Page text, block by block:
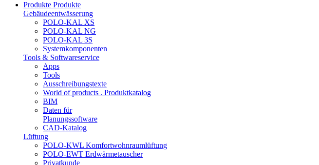
Produkte Produkte
Gebäudeentwässerung
POLO-KAL XS
POLO-KAL NG
POLO-KAL 3S
Systemkomponenten
Tools & Softwareservice
Apps
Tools
Ausschreibungstexte
World of products . Produktkatalog
BIM
Daten für
Planungssoftware
CAD-Katalog
Lüftung
POLO-KWL Komfortwohnraumlüftung
POLO-EWT Erdwärmetauscher
Privatkunde